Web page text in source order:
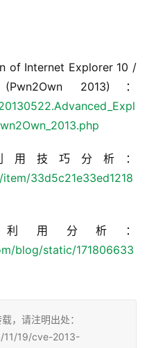
of Internet Explorer 10 /
2013)：
利用技巧分析：
33d5c21e33ed1218
利用分析：
blog/static/171806633
，请注明出处：
11/19/cve-2013-